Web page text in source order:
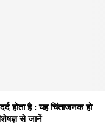
होता है : यह चिंताजनक हो
से जानें